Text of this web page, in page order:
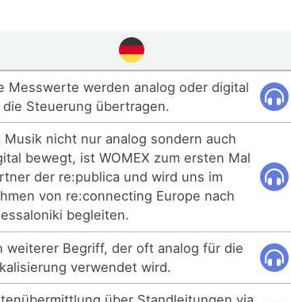
Messwerte werden analog oder digital
die Steuerung übertragen.
Musik nicht nur analog sondern auch
bewegt, ist WOMEX zum ersten Mal
der re:publica und wird uns im
von re:connecting Europe nach
begleiten.
weiterer Begriff, der oft analog für die
verwendet wird.